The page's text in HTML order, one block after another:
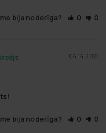
bija noderīga? 0 0
04.14.2021
bija noderīga? 0 0